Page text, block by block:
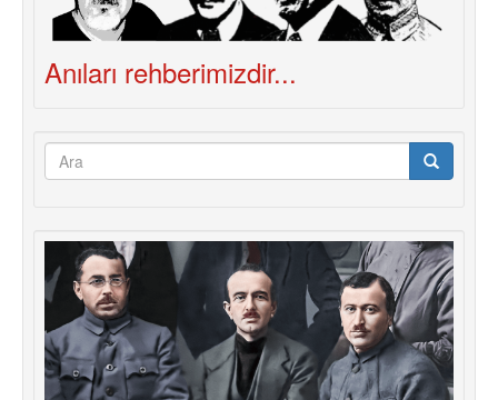
Anıları rehberimizdir...
Arama